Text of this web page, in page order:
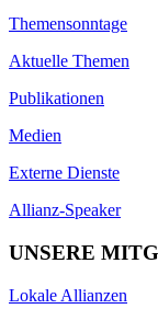
Themensonntage
Aktuelle Themen
Publikationen
Medien
Externe Dienste
Allianz-Speaker
UNSERE
Lokale Allianzen